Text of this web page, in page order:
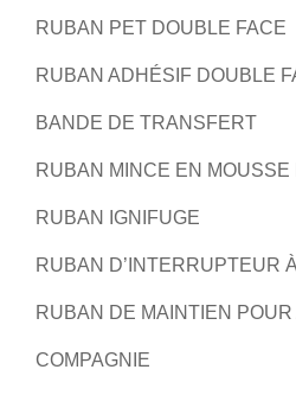
RUBAN PET DOUBLE FACE
RUBAN ADHÉSIF DOUBLE
BANDE DE TRANSFERT
RUBAN MINCE EN
RUBAN IGNIFUGE
RUBAN D’INTERRUPTEUR
RUBAN DE MAINTIEN
COMPAGNIE